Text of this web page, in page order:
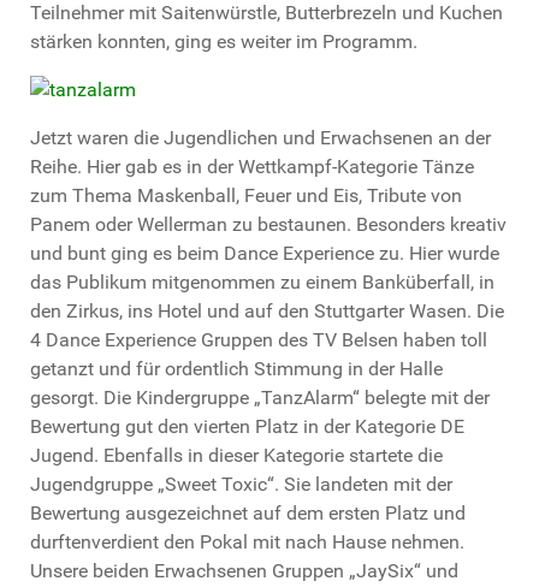
Teilnehmer mit Saitenwürstle, Butterbrezeln und Kuchen
stärken konnten, ging es weiter im Programm.
Jetzt waren die Jugendlichen und Erwachsenen an der
Reihe. Hier gab es in der Wettkampf-Kategorie Tänze
zum Thema Maskenball, Feuer und Eis, Tribute von
Panem oder Wellerman zu bestaunen. Besonders kreativ
und bunt ging es beim Dance Experience zu. Hier wurde
das Publikum mitgenommen zu einem Banküberfall, in
den Zirkus, ins Hotel und auf den Stuttgarter Wasen. Die
4 Dance Experience Gruppen des TV Belsen haben toll
getanzt und für ordentlich Stimmung in der Halle
gesorgt. Die Kindergruppe „TanzAlarm“ belegte mit der
Bewertung gut den vierten Platz in der Kategorie DE
Jugend. Ebenfalls in dieser Kategorie startete die
Jugendgruppe „Sweet Toxic“. Sie landeten mit der
Bewertung ausgezeichnet auf dem ersten Platz und
durftenverdient den Pokal mit nach Hause nehmen.
Unsere beiden Erwachsenen Gruppen „JaySix“ und